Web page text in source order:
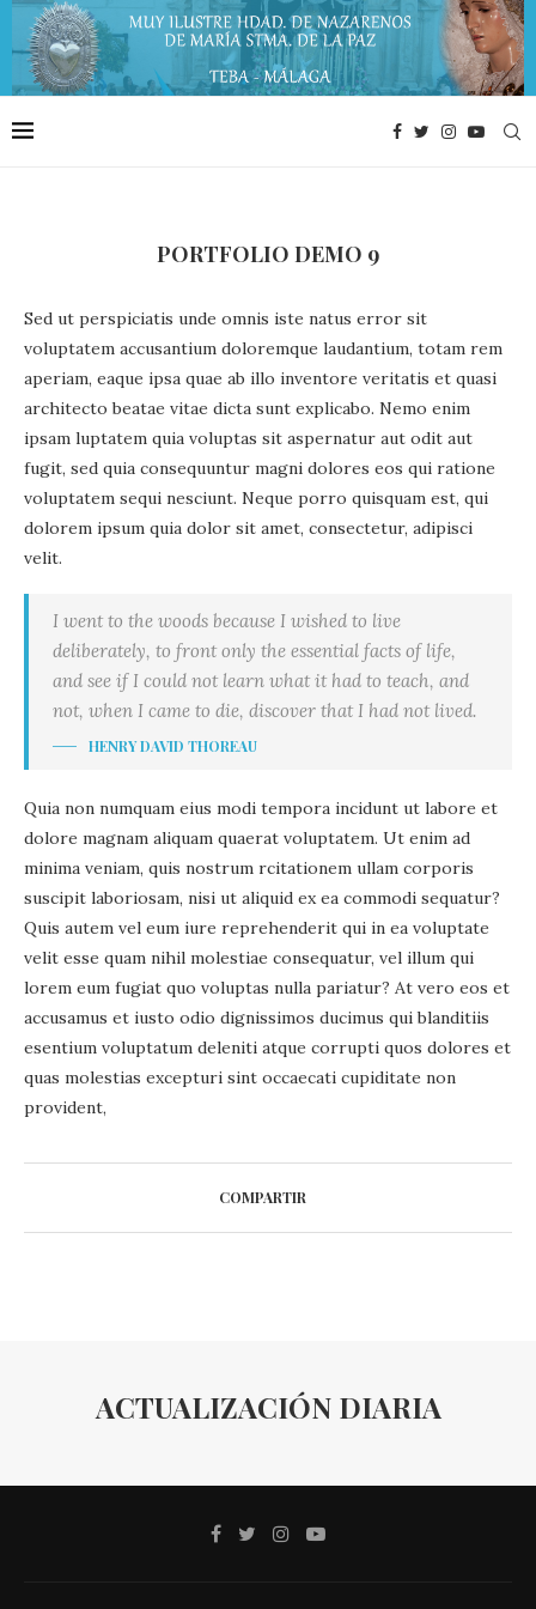
PORTFOLIO DEMO 9
Sed ut perspiciatis unde omnis iste natus error sit
voluptatem accusantium doloremque laudantium, totam rem
aperiam, eaque ipsa quae ab illo inventore veritatis et quasi
architecto beatae vitae dicta sunt explicabo. Nemo enim
ipsam luptatem quia voluptas sit aspernatur aut odit aut
fugit, sed quia consequuntur magni dolores eos qui ratione
voluptatem sequi nesciunt. Neque porro quisquam est, qui
dolorem ipsum quia dolor sit amet, consectetur, adipisci
velit.
I went to the woods because I wished to live
deliberately, to front only the essential facts of life,
and see if I could not learn what it had to teach, and
not, when I came to die, discover that I had not lived.
HENRY DAVID THOREAU
Quia non numquam eius modi tempora incidunt ut labore et
dolore magnam aliquam quaerat voluptatem. Ut enim ad
minima veniam, quis nostrum rcitationem ullam corporis
suscipit laboriosam, nisi ut aliquid ex ea commodi sequatur?
Quis autem vel eum iure reprehenderit qui in ea voluptate
velit esse quam nihil molestiae consequatur, vel illum qui
lorem eum fugiat quo voluptas nulla pariatur? At vero eos et
accusamus et iusto odio dignissimos ducimus qui blanditiis
esentium voluptatum deleniti atque corrupti quos dolores et
quas molestias excepturi sint occaecati cupiditate non
provident,
COMPARTIR
ACTUALIZACIÓN DIARIA